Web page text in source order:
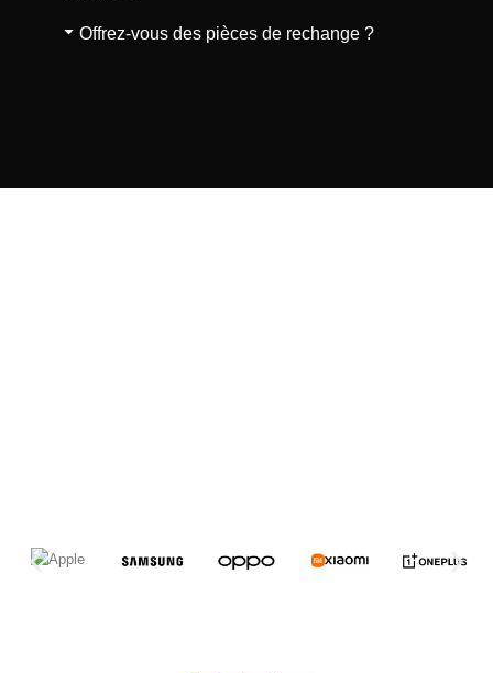
Offrez-vous des pièces de rechange ?